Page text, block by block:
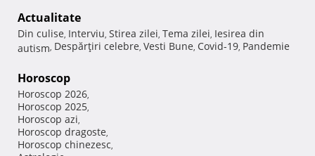
Actualitate
Din culise, Interviu, Stirea zilei, Tema zilei, Iesirea din
autism, Despărţiri celebre, Vesti Bune, Covid-19, Pandemie
Horoscop
Horoscop 2026,
Horoscop 2025,
Horoscop azi,
Horoscop dragoste,
Horoscop chinezesc,